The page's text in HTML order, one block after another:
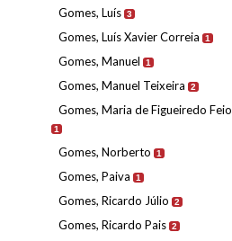
Gomes, Luís 3
Gomes, Luís Xavier Correia 1
Gomes, Manuel 1
Gomes, Manuel Teixeira 2
Gomes, Maria de Figueiredo Feio
1
Gomes, Norberto 1
Gomes, Paiva 1
Gomes, Ricardo Júlio 2
Gomes, Ricardo Pais 2